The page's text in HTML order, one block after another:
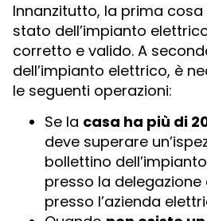
Innanzitutto, la prima
stato dell’impianto
corretto e valido. A
dell’impianto elettrico, è
le seguenti operazioni:
Se la casa ha più di
deve superare
bollettino
presso la
presso l’azienda